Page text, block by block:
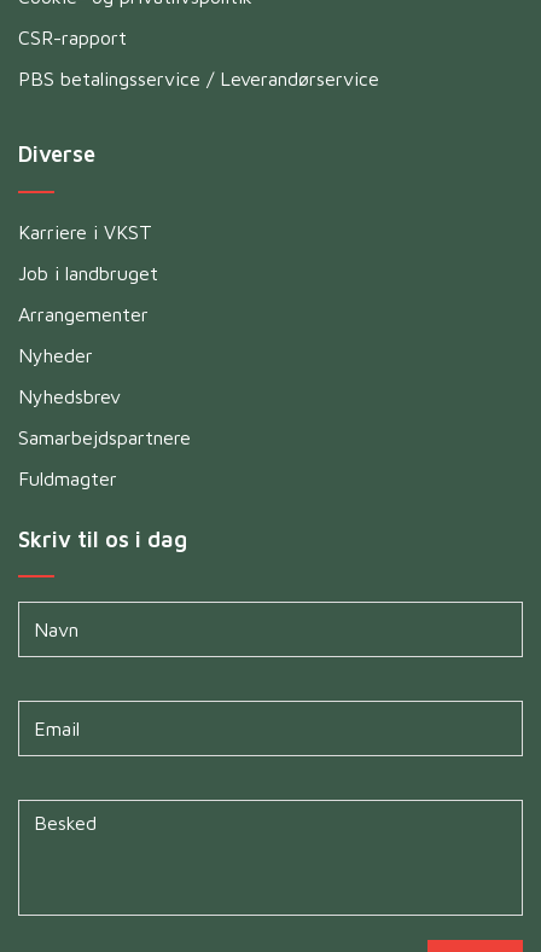
CSR-rapport
PBS betalingsservice / Leverandørservice
Diverse
Karriere i VKST
Job i landbruget
Arrangementer
Nyheder
Nyhedsbrev
Samarbejdspartnere
Fuldmagter
Skriv til os i dag